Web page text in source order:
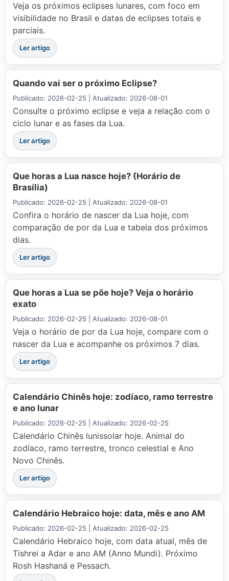
Veja os próximos eclipses lunares, com foco em
visibilidade no Brasil e datas de eclipses totais e
parciais.
Ler artigo
Quando vai ser o próximo Eclipse?
Publicado: 2026-02-25 | Atualizado: 2026-08-01
Consulte o próximo eclipse e veja a relação com o
ciclo lunar e as fases da Lua.
Ler artigo
Que horas a Lua nasce hoje? (Horário de
Brasília)
Publicado: 2026-02-25 | Atualizado: 2026-08-01
Confira o horário de nascer da Lua hoje, com
comparação de por da Lua e tabela dos próximos
dias.
Ler artigo
Que horas a Lua se põe hoje? Veja o horário
exato
Publicado: 2026-02-25 | Atualizado: 2026-08-01
Veja o horário de por da Lua hoje, compare com o
nascer da Lua e acompanhe os próximos 7 dias.
Ler artigo
Calendário Chinês hoje: zodíaco, ramo terrestre
e ano lunar
Publicado: 2026-02-25 | Atualizado: 2026-02-25
Calendário Chinês lunissolar hoje. Animal do
zodíaco, ramo terrestre, tronco celestial e Ano
Novo Chinês.
Ler artigo
Calendário Hebraico hoje: data, mês e ano AM
Publicado: 2026-02-25 | Atualizado: 2026-02-25
Calendário Hebraico hoje, com data atual, mês de
Tishrei a Adar e ano AM (Anno Mundi). Próximo
Rosh Hashaná e Pessach.